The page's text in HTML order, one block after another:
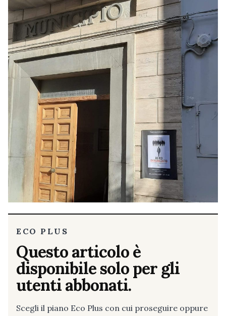
ECO PLUS
Questo articolo è
disponibile solo per gli
utenti abbonati.
Scegli il piano Eco Plus con cui proseguire oppure